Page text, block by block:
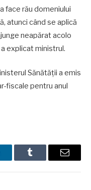
face rău domeniului
atunci când se aplică
neapărat acolo
explicat ministrul.
Sănătății a emis
fiscale pentru anul
Tumblr Email